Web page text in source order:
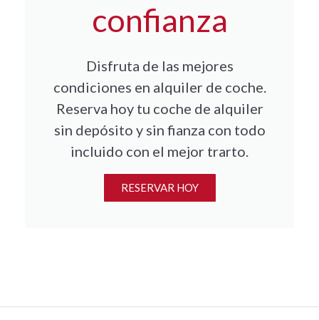
confianza
Disfruta de las mejores
condiciones en alquiler de coche.
Reserva hoy tu coche de alquiler
sin depósito y sin fianza con todo
incluido con el mejor trarto.
RESERVAR HOY